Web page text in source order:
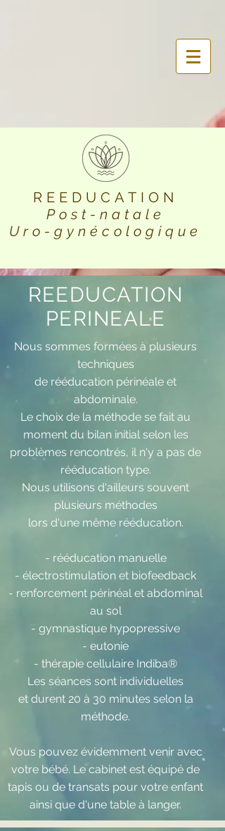
REEDUCATION
Post-natale
Uro-gynécologique
REEDUCATION
PERINEALE
Nous sommes formées à plusieurs
techniques
de rééducation périnéale et
abdominale.
Le choix de la méthode se fait au
moment du bilan initial selon les
problèmes rencontrés, il n'y a pas de
rééducation type.
Nous utilisons d'ailleurs souvent
plusieurs méthodes
lors d'une même rééducation.
- rééducation manuelle
- électrostimulation et biofeedback
- renforcement périnéal et abdominal
au sol
- gymnastique hypopressive
- eutonie
- thérapie cellulaire Indiba®
Les séances sont individuelles
et durent 20 à 30 minutes selon la
méthode.
Vous pouvez évidemment venir avec
votre bébé. Le cabinet est équipé de
tapis ou de transats pour votre enfant
ainsi que d'une table à langer.